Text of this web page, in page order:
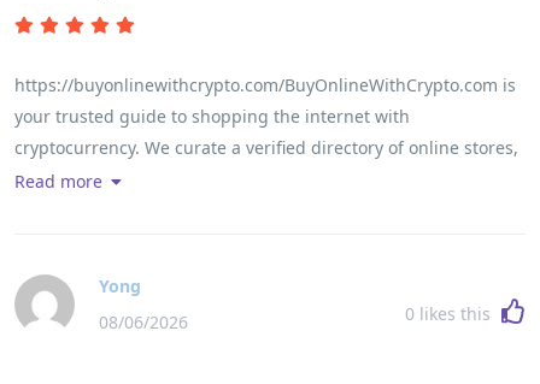
https://buyonlinewithcrypto.com/BuyOnlineWithCrypto.com is
your trusted guide to shopping the internet with
cryptocurrency. We curate a verified directory of online stores,
travel platforms, gift card services, and crypto-friendly
to in-depth comparisons of payment gateways, debit cards,
and stablecoins, we help you spend your crypto safely, smartly,
and with maximum savings. Whether you're making your first
Read more
Yong
08/06/2026
0 likes this